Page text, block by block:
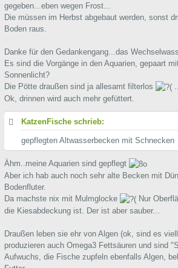
gegeben...eben wegen Frost...
Die müssen im Herbst abgebaut werden, sonst
Boden raus.
Danke für den Gedankengang...das
Es sind die Vorgänge in den Aquarien, gepaart
Sonnenlicht?
Die Pötte draußen sind ja allesamt filterlos
Ok, drinnen wird auch mehr gefüttert.
KatzenFische schrieb:
gepflegten Altwasserbecken mit Schnecken
Ähm..meine Aquarien sind gepflegt
Aber ich hab auch noch sehr alte Becken mit
Bodenfluter.
Da machste nix mit Mulmglocke
Nur
die Kiesabdeckung ist. Der ist aber sauber...
Draußen leben sie ehr von Algen (ok, sind es
produzieren auch Omega3 Fettsäuren und sind
Aufwuchs, die Fische zupfeln ebenfalls Algen,